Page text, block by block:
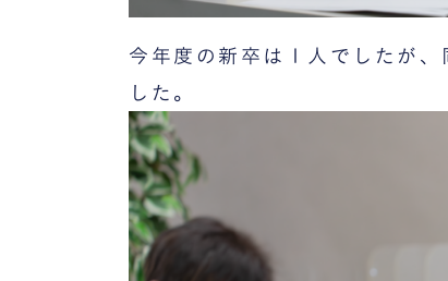
今年度の新卒は１人でしたが
した。